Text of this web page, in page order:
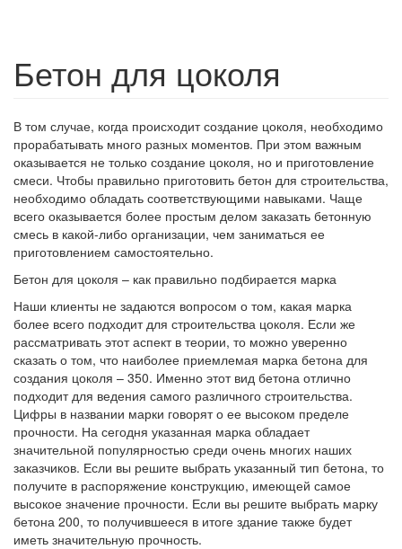
Бетон для цоколя
В том случае, когда происходит создание цоколя, необходимо
прорабатывать много разных моментов. При этом важным
оказывается не только создание цоколя, но и приготовление
смеси. Чтобы правильно приготовить бетон для строительства,
необходимо обладать соответствующими навыками. Чаще
всего оказывается более простым делом заказать бетонную
смесь в какой-либо организации, чем заниматься ее
приготовлением самостоятельно.
Бетон для цоколя – как правильно подбирается марка
Наши клиенты не задаются вопросом о том, какая марка
более всего подходит для строительства цоколя. Если же
рассматривать этот аспект в теории, то можно уверенно
сказать о том, что наиболее приемлемая марка бетона для
создания цоколя – 350. Именно этот вид бетона отлично
подходит для ведения самого различного строительства.
Цифры в названии марки говорят о ее высоком пределе
прочности. На сегодня указанная марка обладает
значительной популярностью среди очень многих наших
заказчиков. Если вы решите выбрать указанный тип бетона, то
получите в распоряжение конструкцию, имеющей самое
высокое значение прочности. Если вы решите выбрать марку
бетона 200, то получившееся в итоге здание также будет
иметь значительную прочность.